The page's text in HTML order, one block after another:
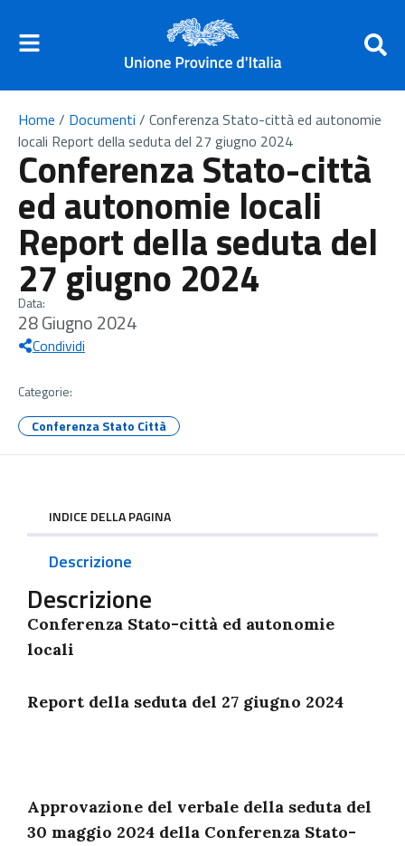
Home / Documenti / Conferenza Stato-città ed autonomie
locali Report della seduta del 27 giugno 2024
Conferenza Stato-città
ed autonomie locali
Report della seduta del
27 giugno 2024
Data:
28 Giugno 2024
Condividi
Categorie:
Conferenza Stato Città
INDICE DELLA PAGINA
Descrizione
Descrizione
Conferenza Stato-città ed autonomie
locali
Report della seduta del 27 giugno 2024
Approvazione del verbale della seduta del
30 maggio 2024 della Conferenza Stato-